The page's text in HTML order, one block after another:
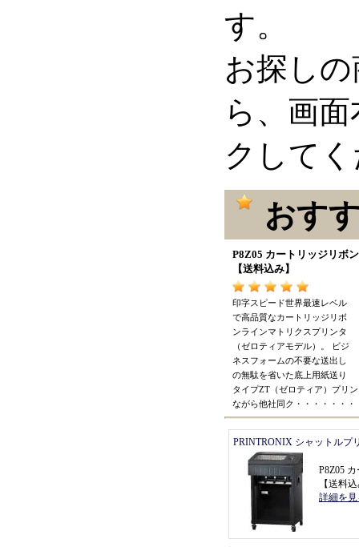
す。
お探し
ら、画
クして
おす
P8Z05 カートリッジリボ
【送料込み】
印字スピード世界最速レベル
で高品質なカートリッジリボ
ンラインマトリクスプリンタ
（ゼロティアモデル）。
ビジ
ネスフォームの不要な送出し
の無駄を省いた底上用紙送り
タイプZT （ゼロティア） プリ
ながら他社同ク ・・・・・・・
PRINTRONIX シャットルプ
P8Z05
【送料
詳細を